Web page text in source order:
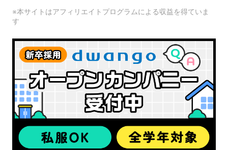
※本サイトはアフィリエイトプログラムによる収益を得ていま
す